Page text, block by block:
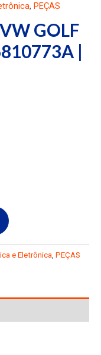
, PEÇAS
GOLF
|
e Eletrônica, PEÇAS